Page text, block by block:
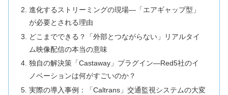
進化するストリーミングの現場―「エアギャップ型」
が必要とされる理由
どこまでできる？「外部とつながらない」リアルタイ
ム映像配信の本当の意味
独自の解決策「Castaway」プラグイン―Red5社のイ
ノベーションは何がすごいのか？
実際の導入事例：「Caltrans」交通監視システムの大変